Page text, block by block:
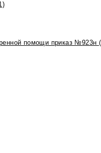
помощи приказ №923н